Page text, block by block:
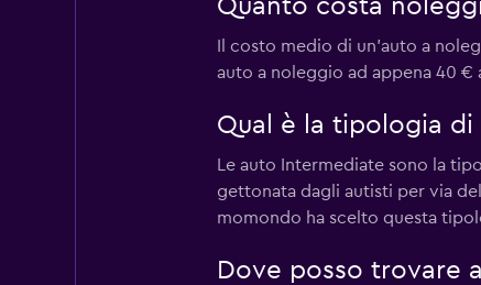
Quanto costa
Il costo medio di un'auto a
auto a noleggio ad appena 40 €
Qual è la tipologia
Le auto Intermediate sono la
gettonata dagli autisti per via
momondo ha scelto questa
Dove posso trovare